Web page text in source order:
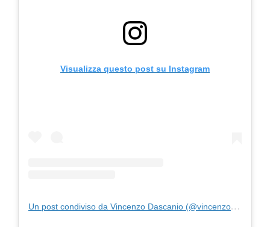
Visualizza questo post su Instagram
Un post condiviso da Vincenzo Dascanio (@vincenzodascanio)